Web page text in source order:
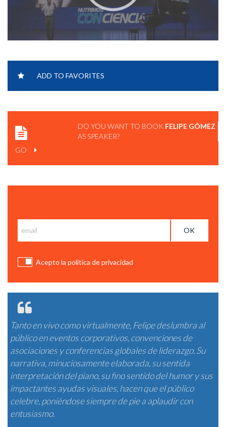
ADD TO FAVORITES
DO YOU WANT TO BOOK FELIPE GÓMEZ
AS SPEAKER?
GO
Acepto la política de privacidad
Tanto en vivo como virtualmente, Felipe deslumbra al
público en eventos corporativos, convenciones de
asociaciones y conferencias globales de liderazgo. Su
narrativa, minuciosamente elaborada, su sentida
interpretación del piano, su fino sentido del humor y sus
impactantes ayudas visuales, hacen que el público
celebre, poniéndose siempre de pie a aplaudir con
entusiasmo.